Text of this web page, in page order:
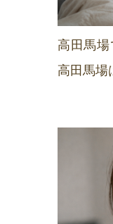
高田馬場
高田馬場